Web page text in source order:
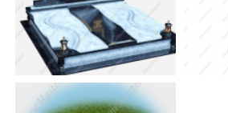
ГРАВИРОВКА
ФОТО
СТРАХОВАНИЕ
КОНТАКТЫ